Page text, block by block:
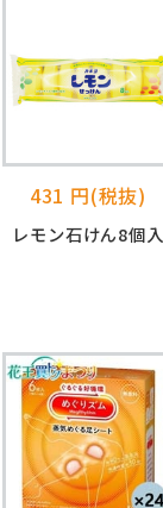
431 円(税抜)
レモン石けん8個入